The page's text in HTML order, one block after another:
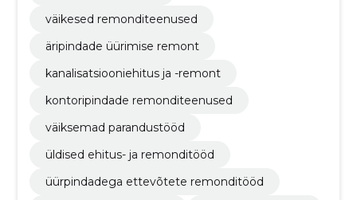
väikesed remonditeenused
äripindade üürimise remont
kanalisatsiooniehitus ja -remont
kontoripindade remonditeenused
väiksemad parandustööd
üldised ehitus- ja remonditööd
üürpindadega ettevõtete remonditööd